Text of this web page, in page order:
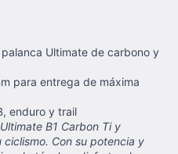
Ultimate de carbono y
para entrega de máxima
enduro y trail
B1 Carbon Ti y
Con su potencia y